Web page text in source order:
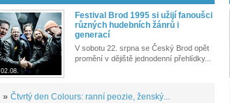
02.08.
Festival Brod 1995 si užijí fanoušci
různých hudebních žánrů i
generací
V sobotu 22. srpna se Český Brod opět
promění v dějiště jednodenní přehlídky...
» Čtvrtý den Colours: ranní peozie, ženský...